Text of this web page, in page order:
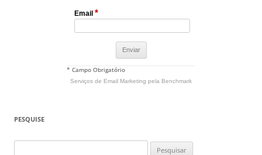
Email *
* Campo Obrigatório
Serviços de Email Marketing pela Benchmark
PESQUISE